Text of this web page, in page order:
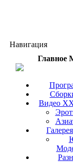
Навигация
Главное
Видео
Галерея